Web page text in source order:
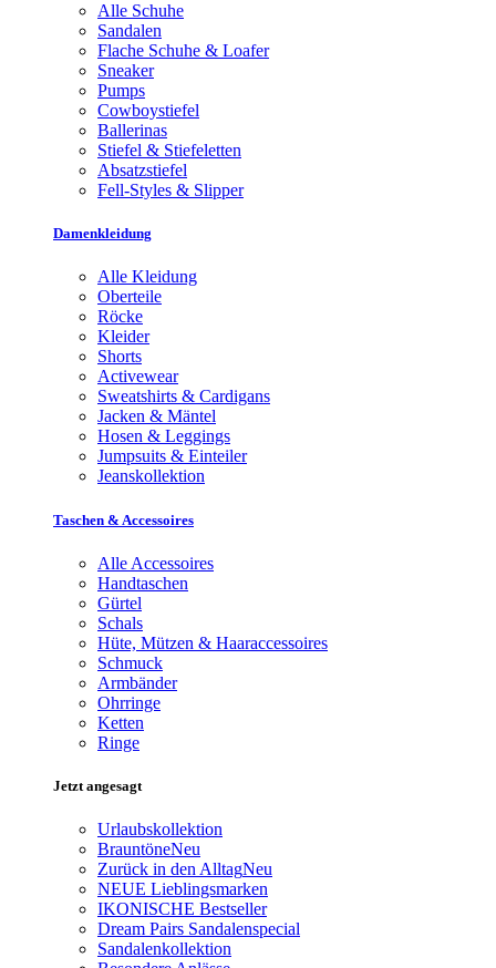
Alle Schuhe
Sandalen
Flache Schuhe & Loafer
Sneaker
Pumps
Cowboystiefel
Ballerinas
Stiefel & Stiefeletten
Absatzstiefel
Fell-Styles & Slipper
Damenkleidung
Alle Kleidung
Oberteile
Röcke
Kleider
Shorts
Activewear
Sweatshirts & Cardigans
Jacken & Mäntel
Hosen & Leggings
Jumpsuits & Einteiler
Jeanskollektion
Taschen & Accessoires
Alle Accessoires
Handtaschen
Gürtel
Schals
Hüte, Mützen & Haaraccessoires
Schmuck
Armbänder
Ohrringe
Ketten
Ringe
Jetzt angesagt
Urlaubskollektion
BrauntöneNeu
Zurück in den AlltagNeu
NEUE Lieblingsmarken
IKONISCHE Bestseller
Dream Pairs Sandalenspecial
Sandalenkollektion